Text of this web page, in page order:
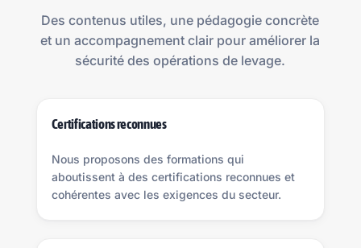
Des contenus utiles, une pédagogie concrète
et un accompagnement clair pour améliorer la
sécurité des opérations de levage.
Certifications reconnues
Nous proposons des formations qui
aboutissent à des certifications reconnues et
cohérentes avec les exigences du secteur.